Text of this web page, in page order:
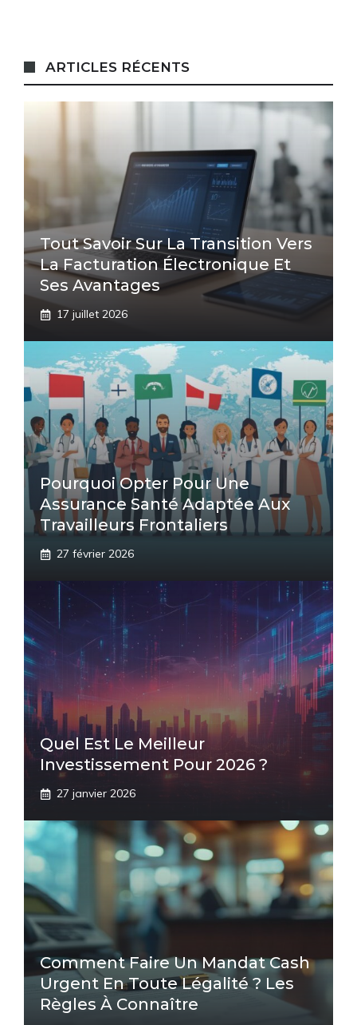
ARTICLES RÉCENTS
Tout Savoir Sur La Transition Vers
La Facturation Électronique Et
Ses Avantages
17 juillet 2026
Pourquoi Opter Pour Une
Assurance Santé Adaptée Aux
Travailleurs Frontaliers
27 février 2026
Quel Est Le Meilleur
Investissement Pour 2026 ?
27 janvier 2026
Comment Faire Un Mandat Cash
Urgent En Toute Légalité ? Les
Règles À Connaître